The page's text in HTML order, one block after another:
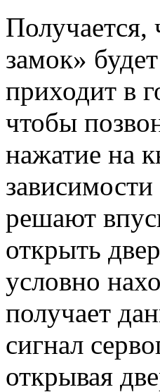
Получается,
замок»
приходит в
чтобы
нажатие на
решают
открыть
условно
получает
сигнал
открывая